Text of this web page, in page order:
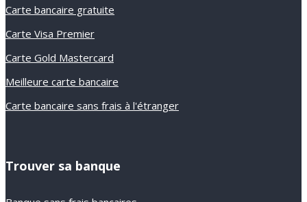
Carte bancaire gratuite
Carte Visa Premier
Carte Gold Mastercard
Meilleure carte bancaire
Carte bancaire sans frais à l'étranger
Trouver sa banque